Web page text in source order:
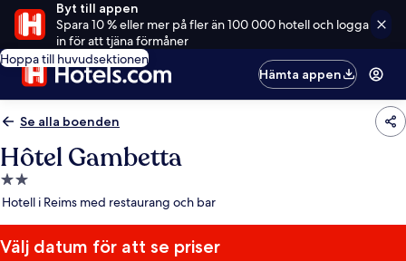
Byt till appen
Spara 10 % eller mer på fler än 100 000 hotell och logga
in för att tjäna förmåner
Hoppa till huvudsektionen
Hämta appen
Se alla boenden
Hôtel Gambetta
2.0-
stjärnigt
Hotell i Reims med restaurang och bar
Välj datum för att se priser